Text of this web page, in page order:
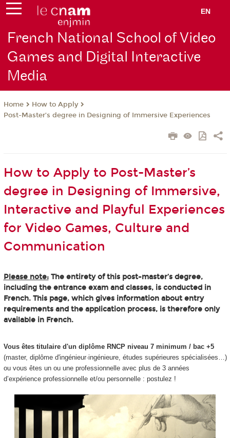
EN
French National School of Video
Games and Digital Interactive
Media
Home
How to Apply
Post-Master’s degree in Designing of Immersive Experiences
How to Apply to Post-Master’s
degree in Designing of Immersive,
Interactive and Playful Experiences
for Video Games, Culture and
Communication
Please note:The entirety of this post-master’s degree,
including the entrance exam and classes, is conducted in
French. This page, which gives information about entry
requirements and the application process, is therefore only
available in French.
Vous êtes titulaire d'un diplôme RNCP niveau 7 minimum / bac +5
(master, diplôme d'ingénieur·ingénieure, études supérieures spécialisées…)
ou vous êtes un ou une professionnelle avec plus de 3 années
d’expérience professionnelle et/ou personnelle : postulez !